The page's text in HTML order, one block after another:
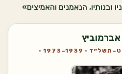
ובנותיו, הנאמנים והאמיצים»
סמל · חיל הרפואה · תרצ״ט–תשל״ד · 1939–1973 ·